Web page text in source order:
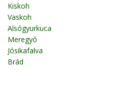
Kiskoh
Vaskoh
Alsógyurkuca
Meregyó
Jósikafalva
Brád